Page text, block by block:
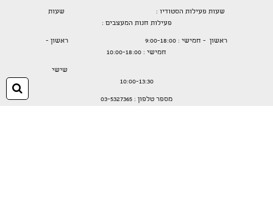
שעות פעילות הסטודיו : שעות
פעילות חנות המעצבים :
ראשון - חמישי : 9:00-18:00 ראשון -
חמישי : 10:00-18:00
שישי
10:00-13:30
מספר טלפון : 03-5327365